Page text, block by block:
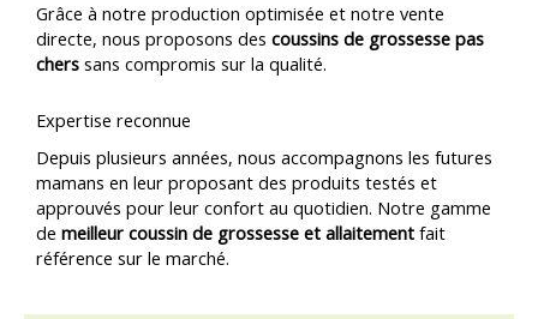
Grâce à notre production optimisée et notre vente
directe, nous proposons des coussins de grossesse pas
chers sans compromis sur la qualité.
Expertise reconnue
Depuis plusieurs années, nous accompagnons les futures
mamans en leur proposant des produits testés et
approuvés pour leur confort au quotidien. Notre gamme
de meilleur coussin de grossesse et allaitement fait
référence sur le marché.